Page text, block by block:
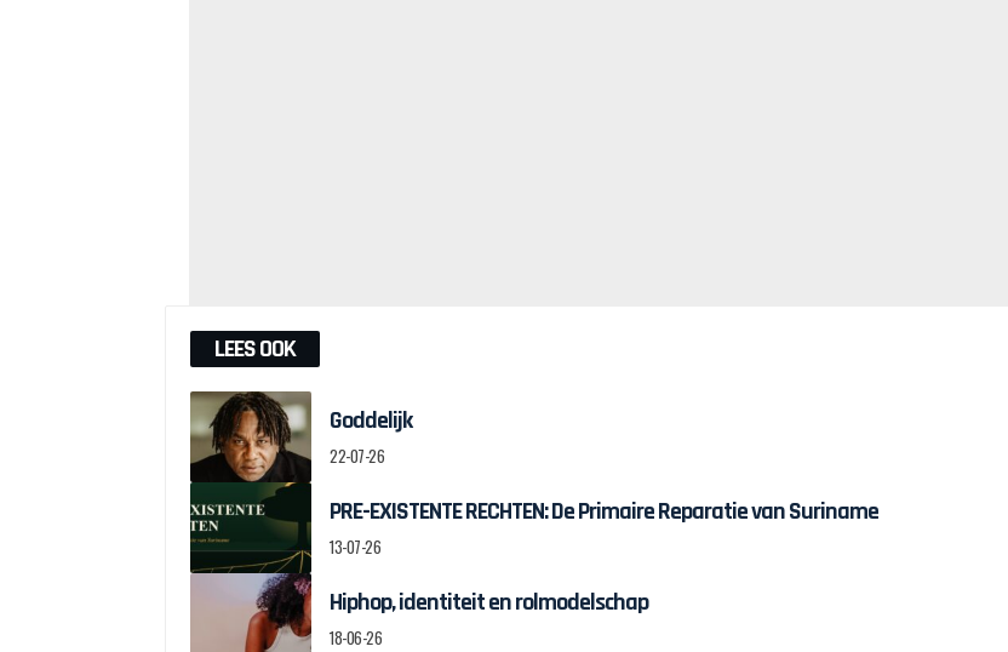
LEES OOK
Goddelijk
22-07-26
PRE-EXISTENTE RECHTEN: De Primaire Reparatie van Suriname
13-07-26
Hiphop, identiteit en rolmodelschap
18-06-26